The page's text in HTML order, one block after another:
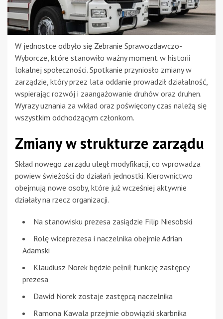
W jednostce odbyło się Zebranie Sprawozdawczo-
Wyborcze, które stanowiło ważny moment w historii
lokalnej społeczności. Spotkanie przyniosło zmiany w
zarządzie, który przez lata oddanie prowadził działalność,
wspierając rozwój i zaangażowanie druhów oraz druhen.
Wyrazy uznania za wkład oraz poświęcony czas należą się
wszystkim odchodzącym członkom.
Zmiany w strukturze zarządu
Skład nowego zarządu uległ modyfikacji, co wprowadza
powiew świeżości do działań jednostki. Kierownictwo
obejmują nowe osoby, które już wcześniej aktywnie
działały na rzecz organizacji.
Na stanowisku prezesa zasiądzie Filip Niesobski
Rolę wiceprezesa i naczelnika obejmie Adrian
Adamski
Klaudiusz Norek będzie pełnił funkcję zastępcy
prezesa
Dawid Norek zostaje zastępcą naczelnika
Ramona Kawala przejmie obowiązki skarbnika